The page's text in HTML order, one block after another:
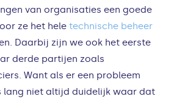
van organisaties een goede
ze het hele technische beheer
Daarbij zijn we ook het eerste
derde partijen zoals
Want als er een probleem
lang niet altijd duidelijk waar dat